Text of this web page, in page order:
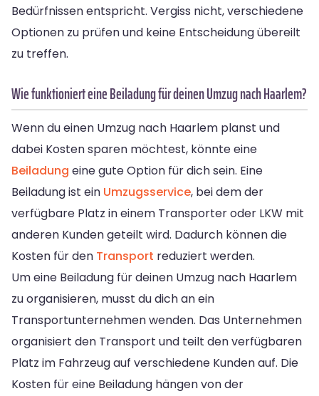
Bedürfnissen entspricht. Vergiss nicht, verschiedene
Optionen zu prüfen und keine Entscheidung übereilt
zu treffen.
Wie funktioniert eine Beiladung für deinen Umzug nach Haarlem?
Wenn du einen Umzug nach Haarlem planst und
dabei Kosten sparen möchtest, könnte eine
Beiladung eine gute Option für dich sein. Eine
Beiladung ist ein Umzugsservice, bei dem der
verfügbare Platz in einem Transporter oder LKW mit
anderen Kunden geteilt wird. Dadurch können die
Kosten für den Transport reduziert werden.
Um eine Beiladung für deinen Umzug nach Haarlem
zu organisieren, musst du dich an ein
Transportunternehmen wenden. Das Unternehmen
organisiert den Transport und teilt den verfügbaren
Platz im Fahrzeug auf verschiedene Kunden auf. Die
Kosten für eine Beiladung hängen von der